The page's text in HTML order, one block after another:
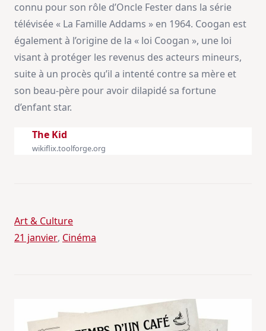
connu pour son rôle d’Oncle Fester dans la série
télévisée « La Famille Addams » en 1964. Coogan est
également à l’origine de la « loi Coogan », une loi
visant à protéger les revenus des acteurs mineurs,
suite à un procès qu’il a intenté contre sa mère et
son beau-père pour avoir dilapidé sa fortune
d’enfant star.
The Kid
wikiflix.toolforge.org
Art & Culture
21 janvier, Cinéma